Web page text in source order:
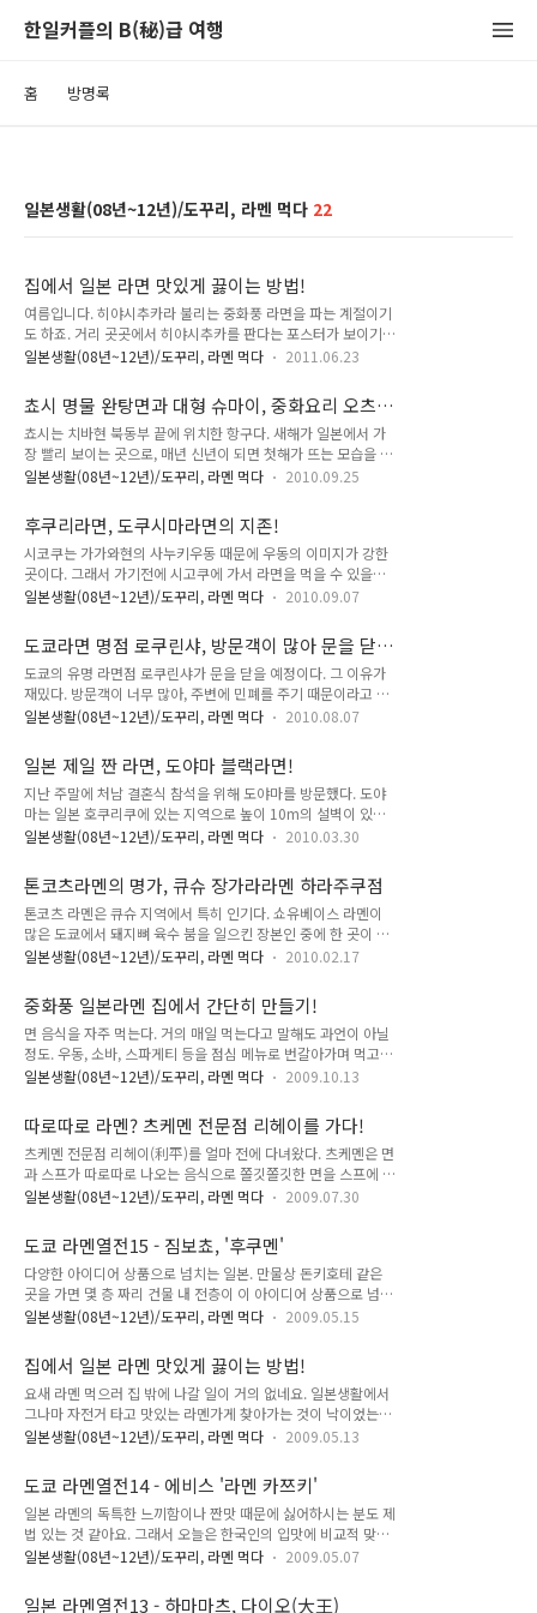
한일커플의 B(秘)급 여행
홈 방명록
일본생활(08년~12년)/도꾸리, 라멘 먹다 22
집에서 일본 라면 맛있게 끓이는 방법!
여름입니다. 히야시추카라 불리는 중화풍 라면을 파는 계절이기
도 하죠. 거리 곳곳에서 히야시추카를 판다는 포스터가 보이기
시작했네요. 히야시추카의 계절이 돌아왔지만, 오늘은 평범한 일
올리는 것으로, 일본 라면을 더욱 맛있게 해준답니다. 도쿄에서
내가 찾아간 라면 맛집 제가 집에서 만든 일본 라면입니다. 시중
에 파는 간장라면에 다양한 토핑을 올려보았어요. 토핑 재료만
몇 가지 있다면, 라면 전문점에서 파는 라면 못지 않는 일본 라면
을 맛볼 수 있답니다. 오늘은 몇가지 토핑을 이용해 일본 라면 맛
파는 제품이에요. 스프, 타레(소스), 면 등을 모두 직접 만든 다면
정말 시간이 많이 ..
일본생활(08년~12년)/도꾸리, 라멘 먹다 2011.06.23
쵸시 명물 완탕면과 대형 슈마이, 중화요리 오츠
카시텐!
쵸시는 치바현 북동부 끝에 위치한 항구다. 새해가 일본에서 가
장 빨리 보이는 곳으로, 매년 신년이 되면 첫해가 뜨는 모습을 보
기 위해 많은 사람이 이곳을 방문한다. 쵸시에 유명한 몇가지가
다. 완탕면과 슈마이를 파는 곳은 오츠카시텐(大塚支店), 쇼와
초기부터 중화요리점으로 쵸시 일대에서 제일 유명한 곳이다. 물
론, 완탕면과 슈마이가 이곳 주종목 차가운 중화풍 라멘, 히야시
추카 우리가 도착한 시각은 10시가 조금 넘은 시각이었다. 영업
시간이 11시부터라고 해서 차에서 무려 1시간을 기다렸다. 하기
시간이 빨리 지나갔다. 사실 우리만 영업 시작하는 것을 기다린
것은 아니다. 11시 조금..
일본생활(08년~12년)/도꾸리, 라멘 먹다 2010.09.25
후쿠리라면, 도쿠시마라면의 지존!
시코쿠는 가가와현의 사누키우동 때문에 우동의 이미지가 강한
곳이다. 그래서 가기전에 시고쿠에 가서 라면을 먹을 수 있을지
걱정했다. 사전에 인터넷으로 조사를 해도, 라면 정보가 별로 없
을 날려버린 곳이 있다. 바로 도쿠시마에서 방문한 후쿠리라면이
바로 그곳. 간장으로 맛을 내어 비교적 짠맛이 강한 전형적인 후
쿠시마라면을 파는 곳으로, 특히, 맛을 중화시키기 위한 날달걀
이 포인트. 오늘은 바로 후쿠시마 라면 지존인 후쿠리라면을 소
개하고자 한다. - 도쿄라면 명점 로쿠린샤, 방문객이 많아 문을
쿠리라면. 도야마에서 먹었던 블랙라면에 비해서는 덜 짰지만,
그래도 염분 농도가 비교적 높..
일본생활(08년~12년)/도꾸리, 라멘 먹다 2010.09.07
도쿄라면 명점 로쿠린샤, 방문객이 많아 문을 닫
다?
도쿄의 유명 라면점 로쿠린샤가 문을 닫을 예정이다. 그 이유가
재밌다. 방문객이 너무 많아, 주변에 민폐를 주기 때문이라고 한
다. 도대체 얼마나 많은 사람이 방문하기에 문닫을 생각까지 했
면랭킹 1위, 토미타를 가다! 최근 도쿄에서는 츠케멘류의 라면이
인기가 높다. 츠케멘은 일종의 따로따로 라면으로 면을 국물에
찍어 먹는다. 도쿄라면의 인기를 이끌고 있는 츠케멘, 타이쇼켄
이 츠케멘 원조라면, 로쿠린샤나 테츠, 그리고 치바의 토미타 등
이 츠케멘 명점으로 유명하다. 로쿠린샤 홈페이지 공지내용. 많
고 한다. 8월 29일부로 폐점. 로쿠린샤의 경우 주말에 적게는 50
명, 많게는 100명이 ..
일본생활(08년~12년)/도꾸리, 라멘 먹다 2010.08.07
일본 제일 짠 라면, 도야마 블랙라면!
지난 주말에 처남 결혼식 참석을 위해 도야마를 방문했다. 도야
마는 일본 호쿠리쿠에 있는 지역으로 높이 10m의 설벽이 있는
알펜루트가 있는 곳으로 많이 알려져있다. 2박 3일의 짧은 일정
식에 처음 참석해 보았고, 친척 일가가 참여하는 피로연도 이번
이 처음. 이래저래 아내와 함께 인사 다니러 돌아다니느라 바쁘
게 보냈다. - 도쿄라면 지도 - 이케부쿠로 - 츠케멘의 원조, 타이
쇼켄 토요일 저녁 9시, 피로연이 끝나고 처남과 함께 간 곳이 있
다. 바로 도야마 명물 라면인 블랙라면을 먹기 위해서였다. 피로
랙라면을 먹기 위해 막 결혼식이 끝난 처남을 데리고 도야마 블
랙라면의 원조인 다이키(..
일본생활(08년~12년)/도꾸리, 라멘 먹다 2010.03.30
톤코츠라멘의 명가, 큐슈 장가라라멘 하라주쿠점
톤코츠 라멘은 큐슈 지역에서 특히 인기다. 쇼유베이스 라멘이
많은 도쿄에서 돼지뼈 육수 붐을 일으킨 장본인 중에 한 곳이 있
다. 오늘 소개할 큐슈 장가라라멘이 바로 그곳. - 라멘지도 - 도쿄
로 만들어졌기에 기본적으로 느끼한 라멘을 싫어하는 분이라도
거부감 없이 먹을 수 있다. 그래도 못 미덥겠다면 매콤한 맛 톤코
츠라멘을 주문해 먹어보자. 아키하바라 본점을 필두로 도쿄에만
6개의 점포가 있는 큐슈 장가라라멘. 하라주쿠에는 2개의 점포
가 1,2층에 나뉘어 있다. 1층 점포에는 테이블석이 많은 편이다.
념이 세팅되어 있으니, 먹다가 국물이 심심해지면 이것저것 섞어
먹는 것도 좋다. 장가..
일본생활(08년~12년)/도꾸리, 라멘 먹다 2010.02.17
중화풍 일본라멘 집에서 간단히 만들기!
면 음식을 자주 먹는다. 거의 매일 먹는다고 말해도 과언이 아닐
정도. 우동, 소바, 스파게티 등을 점심 메뉴로 번갈아가며 먹고
있는데, 이중에서 가장 빈번하게 먹는 면 음식을 꼽으라면 단연
전문점이 아닐까한다. 그만큼 일본인의 식생활과 밀접한 관계를
가지고 있는 음식, 라멘. 오늘은 집에서 직접 만들어 먹는 중화풍
일본라멘을 소개하고자 한다. - 도쿄 유명 라멘점 위치 지도! - 라
멘 이야기17 - 아사쿠사 리헤이 - 일본라멘, 집에서 맛있게 끓이
는 방법! 일단, 중화풍 일본라멘이란 명칭에 대해 간단히 설명하
에서 왔다는 것이 정설이다. 지금이야 라멘(ラーメン)이란 표현
이 많이 ..
일본생활(08년~12년)/도꾸리, 라멘 먹다 2009.10.13
따로따로 라멘? 츠케멘 전문점 리헤이를 가다!
츠케멘 전문점 리헤이(利平)를 얼마 전에 다녀왔다. 츠케멘은 면
과 스프가 따로따로 나오는 음식으로 쫄깃쫄깃한 면을 스프에 찍
어 먹는다. 리헤이를 처음 알게 된 것은 작년 이맘때 쯤. 아사쿠
이 한참이나 지났음에도 불구하고 많은 사람들이 줄서서 기다리
는 모습을 보고 먹고 싶다는 생각을 하게 되었다. 그랬던 것이 전
통의 거리 아사쿠사라면 왠지 에도풍 텐푸라나 몸보신용 우나기
를 먹어야 할 것 같은 분위기 때문에, 최근에야 비로서 먹게 되었
다. 리헤이 입구. 나무를 활용한 심플한 디자인, 내부 인테리어도
기에 구색을 갖추기 위한 쇼유(간장)라멘(720엔)과 사이드 메뉴
로 물만두(180엔),..
일본생활(08년~12년)/도꾸리, 라멘 먹다 2009.07.30
도쿄 라멘열전15 - 짐보쵸, '후쿠멘'
다양한 아이디어 상품으로 넘치는 일본. 만물상 돈키호테 같은
곳을 가면 몇 층 짜리 건물 내 전층이 이 아이디어 상품으로 넘쳐
난다. 일본색 짙은 아이디어 상품에서부터 '이런 제품이라면 한
이나 바이어 관련 일을 한다면 일본 돈키호테는 방문 일순위! 이
렇게 아이디어 돋보이는 제품이 많다보니 점포도 특이하지 않으
면 살아남기 힘들어지는 것 같다. 물론 시니새(老舗, 오래된 점
포)가 많은 일본이기에, 그 프리미엄으로 유지되는 가게도 상당
수지만, 새롭게 점포를 여는 신진의 입장에서는 시니새의 메리트
같다. 오늘은 바로 이러한 독특한 컨셉으로 최근 인기있는 라멘
점 후쿠멘(覆麺)을 소개한다. 마..
일본생활(08년~12년)/도꾸리, 라멘 먹다 2009.05.15
집에서 일본 라멘 맛있게 끓이는 방법!
요새 라멘 먹으러 집 밖에 나갈 일이 거의 없네요. 일본생활에서
그나마 자전거 타고 맛있는 라멘가게 찾아가는 것이 낙이었는데,
하루 태어나고는 가질 못해 아쉽습니다. 라멘은 먹고 싶고 먹으
에 가면 다양한 종류의 생라멘을 팔고 있어요. 츠케멘의 원조 타
이쇼켄, 에비스라멘 등 일본 유명 라멘 점포에서 만든 생라멘을
구입할 수 있어요. - 일본 라멘 - 신주쿠 멘야무사시 라멘~ - 일본
라멘2 - 홍대 하카타분코 - 일본 라멘3 - 하카타텐진 톤코츠라멘
- 일본 라멘4 - 이케부쿠로 타이조우 라멘 - 일본 라멘5 - 도야마
지로우 짐보쵸지점 - 일본 라멘8 - 아사쿠사, 추..
일본생활(08년~12년)/도꾸리, 라멘 먹다 2009.05.13
도쿄 라멘열전14 - 에비스 '라멘 카쯔키'
일본 라멘의 독특한 느끼함이나 짠맛 때문에 싫어하시는 분도 제
법 있는 것 같아요. 그래서 오늘은 한국인의 입맛에 비교적 맞는
매운 라멘을 파는 카쯔키(香月)를 소개합니다. 카쯔키는 도쿄 에
면서 유명세를 떨치게 되었죠. 말쑥한 외모에 근사한 목소리를
일본생활(08년~12년)/도꾸리, 라멘 먹다 2009.05.07
일본 라멘열전13 - 하마마츠, 다이오(大王)